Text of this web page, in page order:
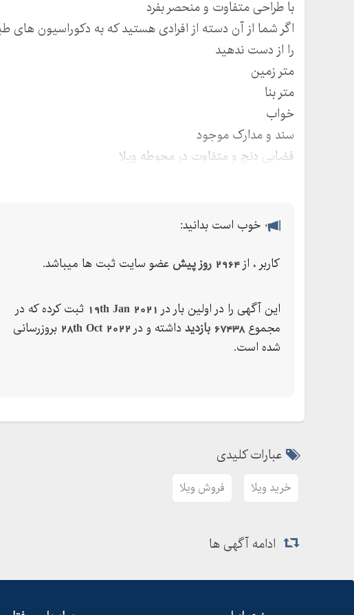
با طراحی متفاوت و منحصر بفرد
اگر شما از آن دسته از افرادی هستید که به دکوراسیون های
را از دست ندهید
متر زمین
متر بنا
خواب
سند و مدارک موجود
فضایی دنج و متفاوت در محوطه ویلا
خوب است بدانید:
کاربر ، از 2964 روز پیش عضو سایت ثبت ها میباشد.
این آگهی را در اولین بار در 19th Jan 2021 ثبت کرده که در
مجموع67438 بازدید داشته و در 28th Oct 2022 بروزرسانی
شده است.
عبارات کلیدی
خرید ویلا فروش ویلا
ادامه آگهی ها